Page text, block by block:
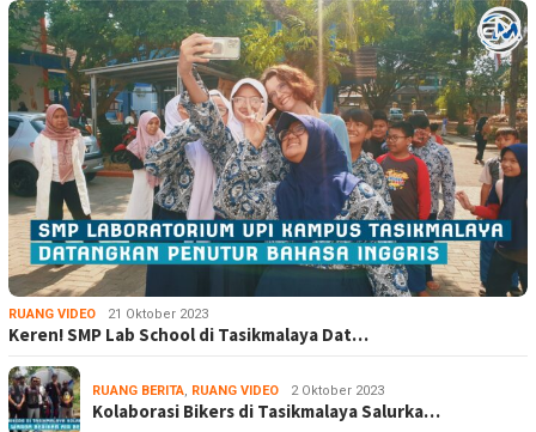
RUANG VIDEO 21 Oktober 2023
Keren! SMP Lab School di Tasikmalaya Dat…
RUANG BERITA, RUANG VIDEO 2 Oktober 2023
Kolaborasi Bikers di Tasikmalaya Salurka…